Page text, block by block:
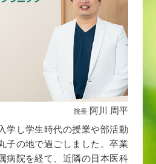
学し学生時代の授業や部活動
子の地で過ごしました。卒業
病院を経て、近隣の日本医科
院長 阿川 周平